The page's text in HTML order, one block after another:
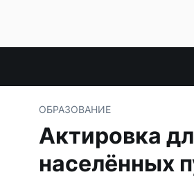
ОБРАЗОВАНИЕ
Актировка
населённых